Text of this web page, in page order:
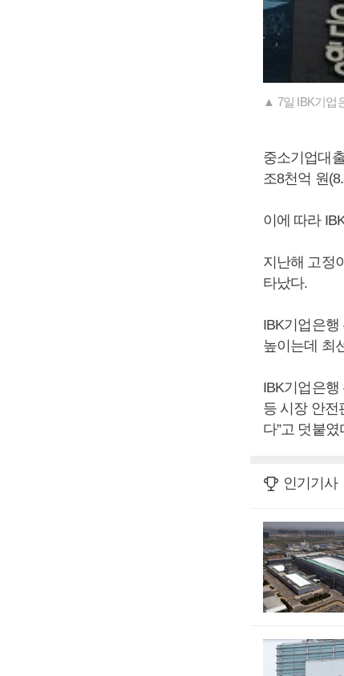
▲ 7일 IBK기업
중소기업대
조8천억 원
이에 따라
지난해 고정
타났다.
IBK기업은행
높이는데 최
IBK기업은행
등 시장 안전
다”고 덧붙
인기기사